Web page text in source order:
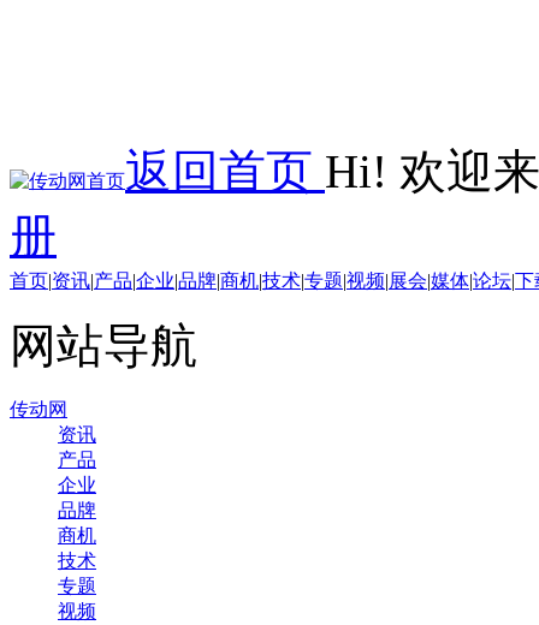
返回首页 Hi! 欢迎
册
首页|资讯|产品|企业|品牌|商机|技术|专题|视频|展会|媒体|论坛|下
网站导航
传动网
资讯
产品
企业
品牌
商机
技术
专题
视频